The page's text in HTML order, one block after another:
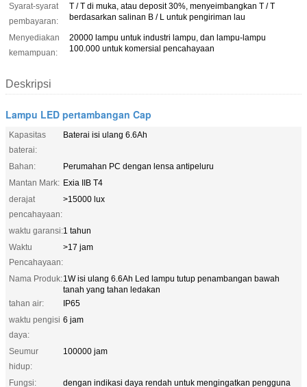
Syarat-syarat
pembayaran:
T / T di muka, atau deposit 30%, menyeimbangkan T / T
berdasarkan salinan B / L untuk pengiriman lau
Menyediakan
kemampuan:
20000 lampu untuk industri lampu, dan lampu-lampu
100.000 untuk komersial pencahayaan
Deskripsi
Lampu LED pertambangan Cap
Kapasitas
baterai:
Baterai isi ulang 6.6Ah
Bahan:
Perumahan PC dengan lensa antipeluru
Mantan Mark: Exia IIB T4
derajat
pencahayaan:
>15000 lux
waktu garansi:1 tahun
Waktu
Pencahayaan:
>17 jam
Nama Produk:1W isi ulang 6.6Ah Led lampu tutup penambangan bawah
tanah yang tahan ledakan
tahan air:
IP65
waktu pengisi
daya:
6 jam
Seumur
hidup:
100000 jam
Fungsi:
dengan indikasi daya rendah untuk mengingatkan pengguna